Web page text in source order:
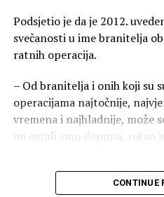
Potom je uslijedila operacija
hrvatske snage napredovale
nakon gubitka velikog dijela
držale pod nadzorom,
Hrvatske snage stigle su na
Neposredno prije
Podsjetio je da je 2012.
svečanosti u ime branitelja
ratnih operacija.
– Od branitelja i onih koji su
operacijama najtočnije,
vremena i najhladnije, može
mi ostali smo dopuna, rekao
nestalima ponovno je uputio,
CONTINUE